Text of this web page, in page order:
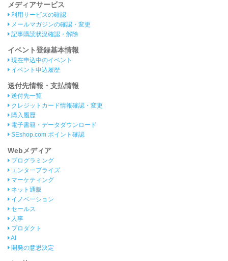
メディアサービス
利用サービスの確認
メールマガジンの確認・変更
記事購読状況確認・解除
イベント登録基本情報
現在申込中のイベント
イベント申込履歴
送付先情報・支払情報
送付先一覧
クレジットカード情報確認・変更
購入履歴
電子書籍・データダウンロード
SEshop.com ポイント確認
Webメディア
プログラミング
エンタープライズ
マーケティング
ネット通販
イノベーション
セールス
人事
プロダクト
AI
開発の意思決定